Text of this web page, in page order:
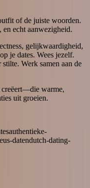
of de juiste woorden.
en echt aanwezigheid.
gelijkwaardigheid,
je dates. Wees jezelf.
Werk samen aan de
creëert—die warme,
uit groeien.
authentieke-
datendutch-dating-